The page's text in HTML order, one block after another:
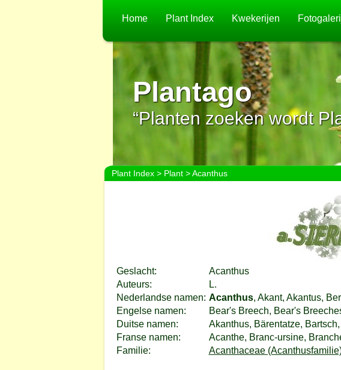
Home Plant Index Kwekerijen
Plantago
“Planten zoeken wordt
Plant Index> Plant> Acanthus
Geslacht:
Acanthus
Auteurs:
L.
Nederlandse namen: Acanthus, Akant, Akantus,
Engelse namen:
Bear's Breech, Bear's
Duitse namen:
Akanthus, Bärentatze,
Franse namen:
Acanthe, Branc-ursine,
Familie:
Acanthaceae